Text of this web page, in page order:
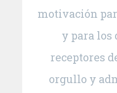
motivación
y para los
receptores
orgullo y